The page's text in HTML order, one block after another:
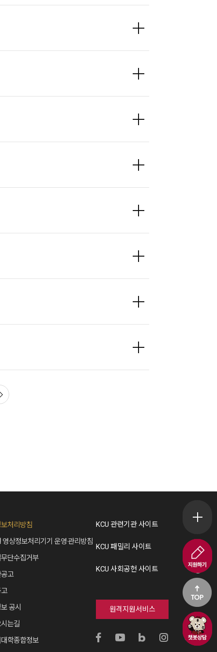
퀵메뉴
~8.20.(
코호에
처리방침
영상정보처리기기 운영·관리방침
단수집거부
고
공시
는길
학종합정보
KCU 관련기관 사이트
KCU 패밀리 사이트
KCU 사회공헌 사이트
원격지원서비스